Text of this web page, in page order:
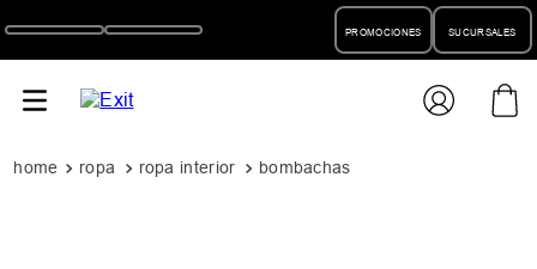
PROMOCIONES SUCURSALES
ropa ropa interior bombachas